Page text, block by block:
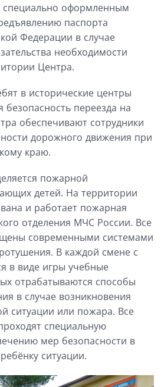
специально оформленным
паспорта
Федерации в случае
необходимости
Центра.
в исторические центры
безопасность переезда на
обеспечивают сотрудники
дорожного движения при
краю.
пожарной
детей. На территории
и работает пожарная
отделения МЧС России. Все
современными системами
В каждой смене с
в виде игры учебные
отрабатываются способы
в случае возникновения
ситуации или пожара. Все
специальную
мер безопасности в
ситуации.